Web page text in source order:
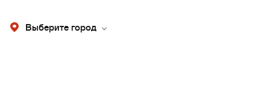
Выберите город